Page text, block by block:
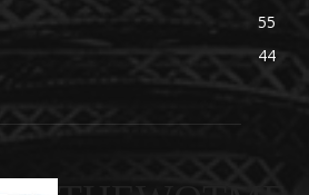
55
44